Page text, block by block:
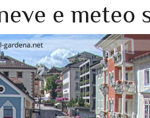
e meteo